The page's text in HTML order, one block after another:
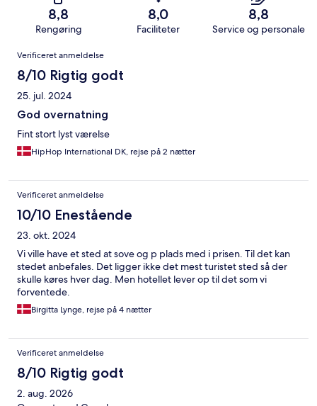
8,8
Rengøring
8,0
Faciliteter
8,8
Service og personale
Anmeldelser
Verificeret anmeldelse
8/10 Rigtig godt
25. jul. 2024
God overnatning
Fint stort lyst værelse
HipHop International DK, rejse på 2 nætter
Verificeret anmeldelse
10/10 Enestående
23. okt. 2024
Vi ville have et sted at sove og p plads med i prisen. Til det kan
stedet anbefales. Det ligger ikke det mest turistet sted så der
skulle køres hver dag. Men hotellet lever op til det som vi
forventede.
Birgitta Lynge, rejse på 4 nætter
Verificeret anmeldelse
8/10 Rigtig godt
2. aug. 2026